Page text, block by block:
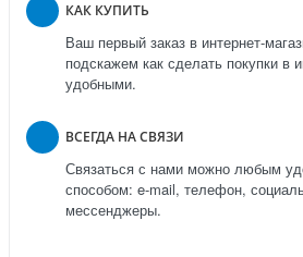
КАК КУПИТЬ
Ваш первый заказ в интернет-
подскажем как сделать покупки в
удобными.
ВСЕГДА НА СВЯЗИ
Связаться с нами можно любым
способом: e-mail, телефон,
мессенджеры.